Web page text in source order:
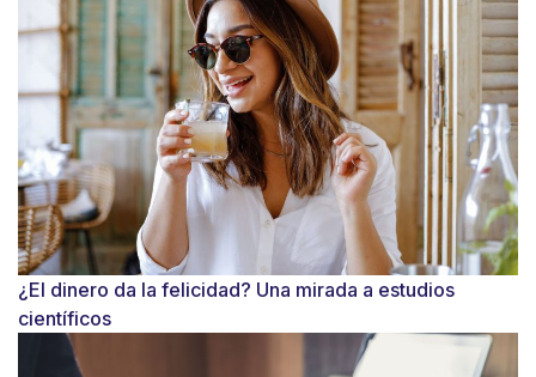
¿El dinero da la felicidad? Una mirada a estudios
científicos